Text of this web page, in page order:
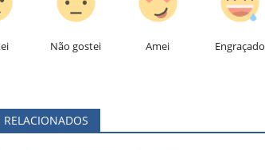
Não gostei Amei Engraçado
RELACIONADOS